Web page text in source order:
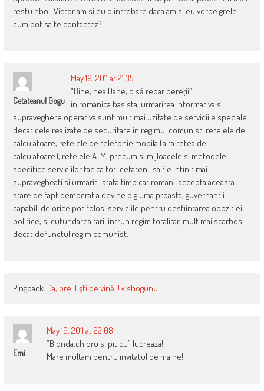
restu hbo . Victor am si eu o intrebare daca am si eu vorbe grele
cum pot sa te contactez?
Cetateanul Gogu
May 19, 2011 at 21:35
“Bine, nea Dane, o să repar pereţii”.
in romanica basista, urmarirea informativa si
supraveghere operativa sunt mult mai uzitate de serviciile speciale
decat cele realizate de securitate in regimul comunist. retelele de
calculatoare, retelele de telefonie mobila (alta retea de
calculatoare), retelele ATM, precum si mijloacele si metodele
specifice serviciilor fac ca toti cetatenii sa fie infinit mai
supravegheati si urmariti. atata timp cat romanii accepta aceasta
stare de fapt democratia devine o gluma proasta, guvernantii
capabili de orice pot folosi serviciile pentru desfiintarea opozitiei
politice, si cufundarea tarii intrun regim totalitar, mult mai scarbos
decat defunctul regim comunist.
Pingback: Da, bre! Eşti de vină!!! « shogunu'
Emi
May 19, 2011 at 22:08
”Blonda,chioru si piticu” lucreaza!
Mare multam pentru invitatul de maine!